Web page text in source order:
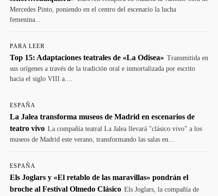
Mercedes Pinto, poniendo en el centro del escenario la lucha
femenina...
PARA LEER
Top 15: Adaptaciones teatrales de «La Odisea» Transmitida en
sus orígenes a través de la tradición oral e inmortalizada por escrito
hacia el siglo VIII a....
ESPAÑA
La Jalea transforma museos de Madrid en escenarios de
teatro vivo La compañía teatral La Jalea llevará "clásico vivo" a los
museos de Madrid este verano, transformando las salas en...
ESPAÑA
Els Joglars y «El retablo de las maravillas» pondrán el
broche al Festival Olmedo Clásico Els Joglars, la compañía de